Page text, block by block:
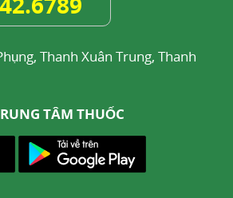
Thanh Xuân Trung, Thanh
TÂM THUỐC